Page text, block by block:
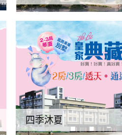
四季沐夏